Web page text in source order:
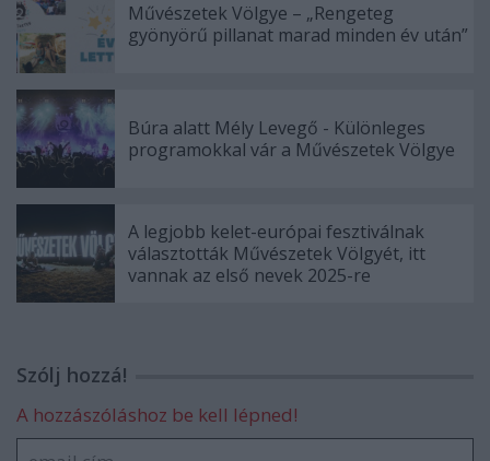
Művészetek Völgye – „Rengeteg
gyönyörű pillanat marad minden év után”
Búra alatt Mély Levegő - Különleges
programokkal vár a Művészetek Völgye
A legjobb kelet-európai fesztiválnak
választották Művészetek Völgyét, itt
vannak az első nevek 2025-re
Szólj hozzá!
A hozzászóláshoz be kell lépned!